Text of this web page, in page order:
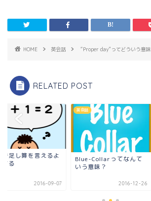
HOME 英会話 “Proper day”ってどういう意味
RELATED POST
で足し算を言えるよ
する
2016-09-07
英会話
Blue-Collarってなんて
いう意味？
2016-12-26